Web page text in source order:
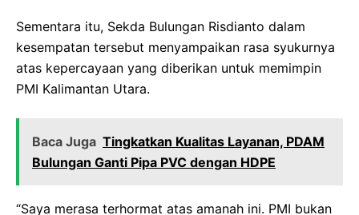
Sementara itu, Sekda Bulungan Risdianto dalam
kesempatan tersebut menyampaikan rasa syukurnya
atas kepercayaan yang diberikan untuk memimpin
PMI Kalimantan Utara.
Baca Juga Tingkatkan Kualitas Layanan, PDAM
Bulungan Ganti Pipa PVC dengan HDPE
“Saya merasa terhormat atas amanah ini. PMI bukan